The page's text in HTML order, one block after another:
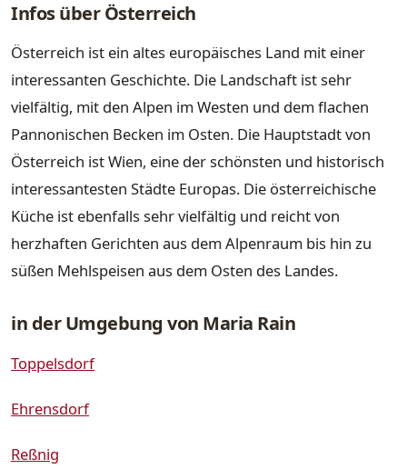
Infos über Österreich
Österreich ist ein altes europäisches Land mit einer
interessanten Geschichte. Die Landschaft ist sehr
vielfältig, mit den Alpen im Westen und dem flachen
Pannonischen Becken im Osten. Die Hauptstadt von
Österreich ist Wien, eine der schönsten und historisch
interessantesten Städte Europas. Die österreichische
Küche ist ebenfalls sehr vielfältig und reicht von
herzhaften Gerichten aus dem Alpenraum bis hin zu
süßen Mehlspeisen aus dem Osten des Landes.
in der Umgebung von Maria Rain
Toppelsdorf
Ehrensdorf
Reßnig